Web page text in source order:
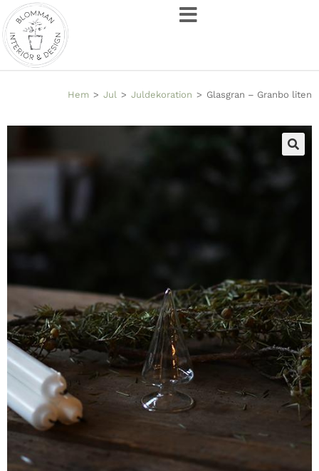
Hem > Jul > Juldekoration > Glasgran – Granbo liten